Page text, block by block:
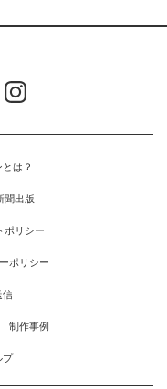
は？
聞出版
ポリシー
ポリシー
信
制作事例
プ